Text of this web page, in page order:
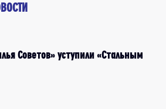
Советов» уступили «Стальным